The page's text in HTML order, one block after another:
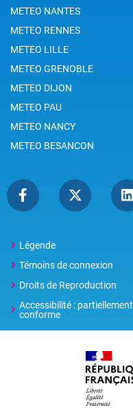
METEO NANTES
METEO RENNES
METEO LILLE
METEO GRENOBLE
METEO DIJON
METEO PAU
METEO NANCY
METEO BESANCON
Légende
Témoins de connexion
Droits de Reproduction
Accessibilité : partiellement
conforme